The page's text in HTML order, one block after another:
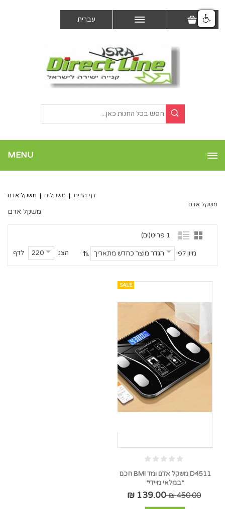
עברית
MENU
דף הבית | משקלים | משקל אדם
משקל אדם
משקל אדם
1 פריט(ים)
הצג 220 לדף מיון לפי הגדר מוצר כחדש מתאריך
SALE
D4511 משקל אדם ומד BMI חכם
*במלאי מיידי*
450.00 ₪
139.00 ₪